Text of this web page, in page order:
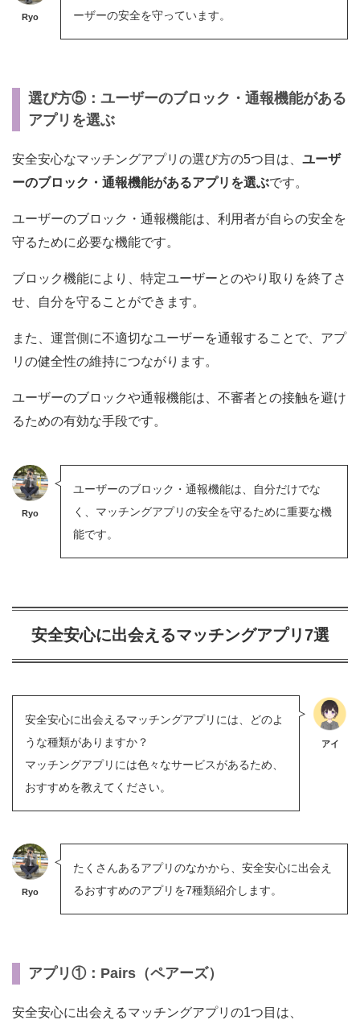
Ryo
ーザーの安全を守っています。
選び方⑤：ユーザーのブロック・通報機能がある
アプリを選ぶ
安全安心なマッチングアプリの選び方の5つ目は、 ユーザ
ーのブロック・通報機能があるアプリを選ぶです。
ユーザーのブロック・通報機能は、利用者が自らの安全を
守るために必要な機能です。
ブロック機能により、特定ユーザーとのやり取りを終了さ
せ、自分を守ることができます。
また、運営側に不適切なユーザーを通報することで、アプ
リの健全性の維持につながります。
ユーザーのブロックや通報機能は、不審者との接触を避け
るための有効な手段です。
Ryo
ユーザーのブロック・通報機能は、自分だけでな
く、マッチングアプリの安全を守るために重要な機
能です。
安全安心に出会えるマッチングアプリ7選
安全安心に出会えるマッチングアプリには、どのよ
うな種類がありますか？
マッチングアプリには色々なサービスがあるため、
おすすめを教えてください。
アイ
Ryo
たくさんあるアプリのなかから、安全安心に出会え
るおすすめのアプリを7種類紹介します。
アプリ①：Pairs（ペアーズ）
安全安心に出会えるマッチングアプリの1つ目は、